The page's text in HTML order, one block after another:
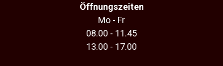
Öffnungszeiten
Mo - Fr
08.00 - 11.45
13.00 - 17.00